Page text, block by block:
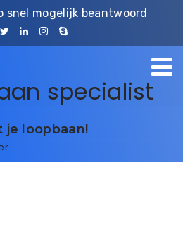
snel mogelijk beantwoord
specialist
je loopbaan!